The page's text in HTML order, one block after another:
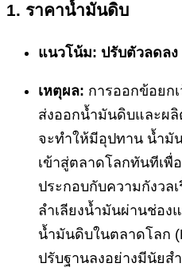
1. ราคาน้ำมันดิบ
แนวโน้ม: ปรับตัวลดลง
เหตุผล: การออกข้อยก
ส่งออกน้ำมันดิบและผ
จะทำให้มีอุปทาน น้ำมั
เข้าสู่ตลาดโลกทันทีเพื่
ประกอบกับความกังวล
ลำเลียงน้ำมันผ่านช่อง
น้ำมันดิบในตลาดโลก
ปรับฐานลงอย่างมีนัยส